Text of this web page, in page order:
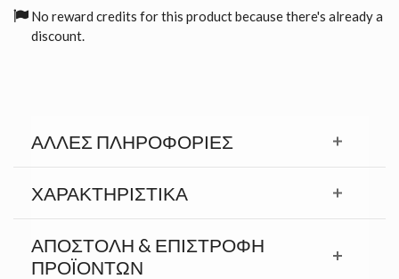
No reward credits for this product because there's already a
discount.
ΆΛΛΕΣ ΠΛΗΡΟΦΟΡΊΕΣ
ΧΑΡΑΚΤΗΡΙΣΤΙΚΆ
ΑΠΟΣΤΟΛΉ & ΕΠΙΣΤΡΟΦΉ
ΠΡΟΪΟΝΤΩΝ